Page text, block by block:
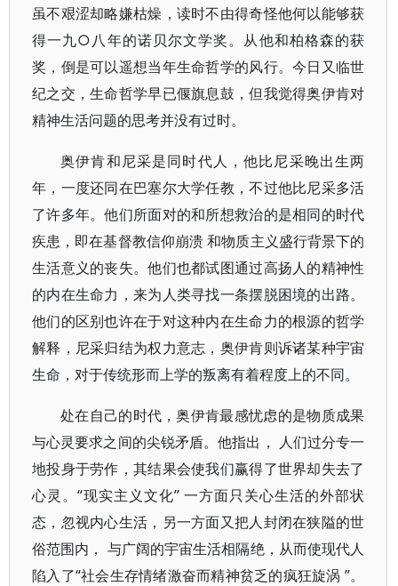
虽不艰涩却略嫌枯燥，读时不由得奇怪他何以能够获
得一九○八年的诺贝尔文学奖。从他和柏格森的获
奖，倒是可以遥想当年生命哲学的风行。今日又临世
纪之交，生命哲学早已偃旗息鼓，但我觉得奥伊肯对
精神生活问题的思考并没有过时。
奥伊肯和尼采是同时代人，他比尼采晚出生两
年，一度还同在巴塞尔大学任教，不过他比尼采多活
了许多年。他们所面对的和所想救治的是相同的时代
疾患，即在基督教信仰崩溃 和物质主义盛行背景下的
生活意义的丧失。他们也都试图通过高扬人的精神性
的内在生命力，来为人类寻找一条摆脱困境的出路。
他们的区别也许在于对这种内在生命力的根源的哲学
解释，尼采归结为权力意志，奥伊肯则诉诸某种宇宙
生命，对于传统形而上学的叛离有着程度上的不同。
处在自己的时代，奥伊肯最感忧虑的是物质成果
与心灵要求之间的尖锐矛盾。他指出， 人们过分专一
地投身于劳作，其结果会使我们赢得了世界却失去了
心灵。“现实主义文化” 一方面只关心生活的外部状
态，忽视内心生活，另一方面又把人封闭在狭隘的世
俗范围内， 与广阔的宇宙生活相隔绝，从而使现代人
陷入了“社会生存情绪激奋而精神贫乏的疯狂旋涡 ”。